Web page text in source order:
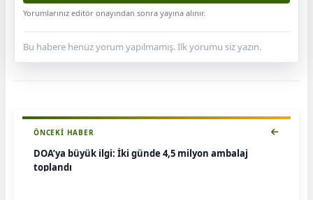
Yorumlarınız editör onayından sonra yayına alınır.
Bu habere henüz yorum yapılmamış. İlk yorumu siz yazın.
ÖNCEKI HABER
DOA’ya büyük ilgi: İki günde 4,5 milyon ambalaj
toplandı